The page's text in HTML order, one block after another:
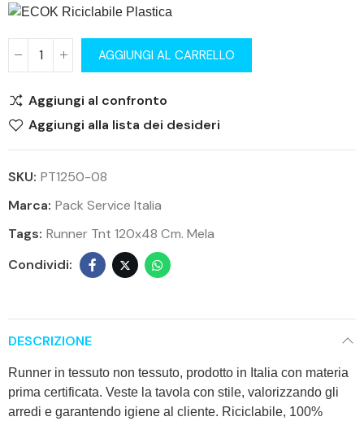
AGGIUNGI AL CARRELLO
Aggiungi al confronto
Aggiungi alla lista dei desideri
SKU: PT1250-08
Marca: Pack Service Italia
Tags: Runner Tnt 120x48 Cm. Mela
DESCRIZIONE
Runner in tessuto non tessuto, prodotto in Italia con materia
prima certificata. Veste la tavola con stile, valorizzando gli
arredi e garantendo igiene al cliente. Riciclabile, 100%